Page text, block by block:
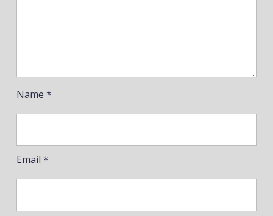
Name *
Email *